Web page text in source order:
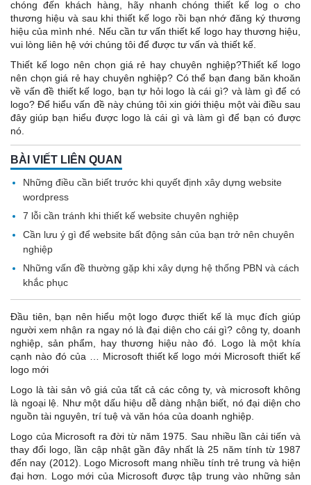
chóng đến khách hàng, hãy nhanh chóng thiết kế log o cho
thương hiệu và sau khi thiết kế logo rồi bạn nhớ đăng ký thương
hiệu của mình nhé. Nếu cần tư vấn thiết kế logo hay thương hiệu,
vui lòng liên hệ với chúng tôi để được tư vấn và thiết kế.
Thiết kế logo nên chọn giá rẻ hay chuyên nghiệp?Thiết kế logo
nên chọn giá rẻ hay chuyên nghiệp? Có thể bạn đang băn khoăn
về vấn đề thiết kế logo, bạn tự hỏi logo là cái gì? và làm gì để có
logo? Để hiểu vấn đề này chúng tôi xin giới thiệu một vài điều sau
đây giúp bạn hiểu được logo là cái gì và làm gì để bạn có được
nó.
BÀI VIẾT LIÊN QUAN
Những điều cần biết trước khi quyết định xây dựng website
wordpress
7 lỗi cần tránh khi thiết kế website chuyên nghiệp
Cần lưu ý gì để website bất động sản của bạn trở nên chuyên
nghiệp
Những vấn đề thường gặp khi xây dựng hệ thống PBN và cách
khắc phục
Đầu tiên, bạn nên hiểu một logo được thiết kế là mục đích giúp
người xem nhận ra ngay nó là đại diện cho cái gì? công ty, doanh
nghiệp, sản phẩm, hay thương hiệu nào đó. Logo là một khía
cạnh nào đó của … Microsoft thiết kế logo mới Microsoft thiết kế
logo mới
Logo là tài sản vô giá của tất cả các công ty, và microsoft không
là ngoại lệ. Như một dấu hiệu dễ dàng nhận biết, nó đại diện cho
nguồn tài nguyên, trí tuệ và văn hóa của doanh nghiệp.
Logo của Microsoft ra đời từ năm 1975. Sau nhiều lần cải tiến và
thay đổi logo, lần cập nhật gần đây nhất là 25 năm tính từ 1987
đến nay (2012). Logo Microsoft mang nhiều tính trẻ trung và hiện
đại hơn. Logo mới của Microsoft được tập trung vào những sản